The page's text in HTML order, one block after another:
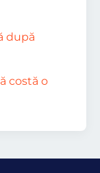
după
costă o